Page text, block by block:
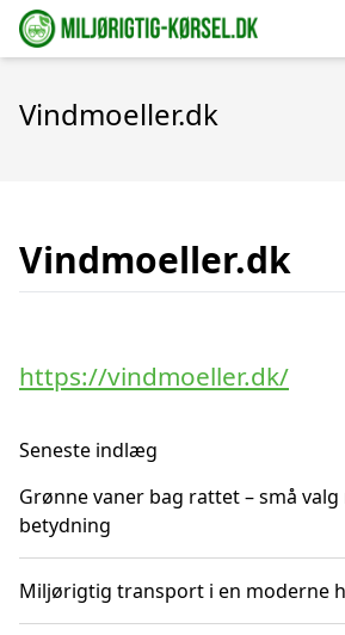
Vindmoeller.dk
Vindmoeller.dk
https://vindmoeller.dk/
Seneste indlæg
Grønne vaner bag rattet – små
betydning
Miljørigtig transport i en moderne